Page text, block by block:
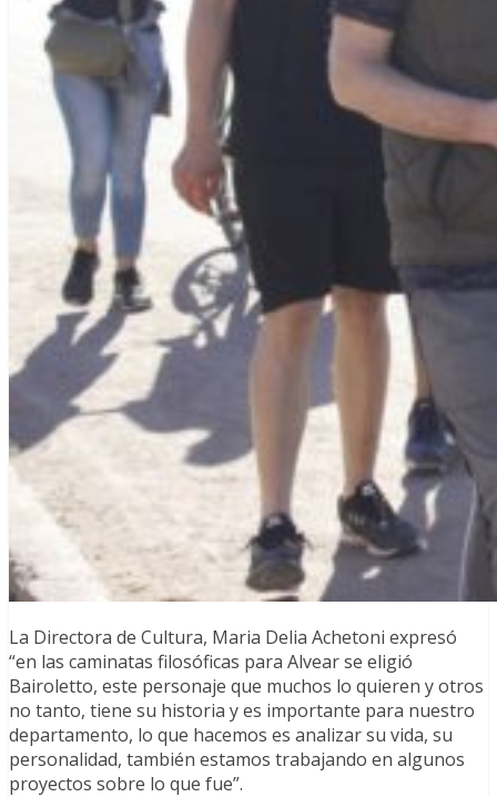
La Directora de Cultura, Maria Delia Achetoni expresó
“en las caminatas filosóficas para Alvear se eligió
Bairoletto, este personaje que muchos lo quieren y otros
no tanto, tiene su historia y es importante para nuestro
departamento, lo que hacemos es analizar su vida, su
personalidad, también estamos trabajando en algunos
proyectos sobre lo que fue”.